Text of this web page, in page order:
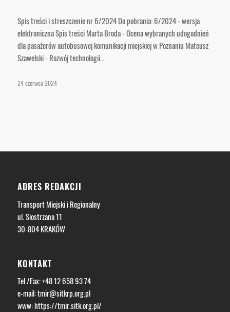
Spis treści i streszczenie nr 6/2024 Do pobrania: 6/2024 - wersja
elektroniczna Spis treści Marta Broda - Ocena wybranych udogodnień
dla pasażerów autobusowej komunikacji miejskiej w Poznaniu Mateusz
Szawelski - Rozwój technologii…
24 czerwca 2024
ADRES REDAKCJI
Transport Miejski i Regionalny
ul. Siostrzana 11
30-804 KRAKÓW
KONTAKT
Tel./Fax: +48 12 658 93 74
e-mail:tmir@sitkrp.org.pl
www:https://tmir.sitk.org.pl/